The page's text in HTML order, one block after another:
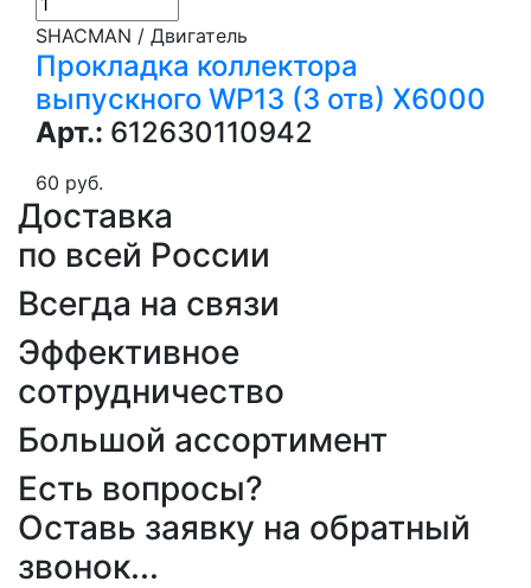
SHACMAN / Двигатель
Прокладка коллектора
выпускного WP13 (3 отв) X6000
Арт.: 612630110942
60 руб.
Доставка
по всей России
Всегда на связи
Эффективное
сотрудничество
Большой ассортимент
Есть вопросы?
Оставь заявку на обратный
звонок...